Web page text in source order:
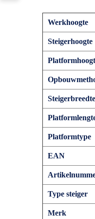
Werkhoogte
Steigerhoogte
Steigerbreedte
Platformtype
EAN
Type steiger
Merk